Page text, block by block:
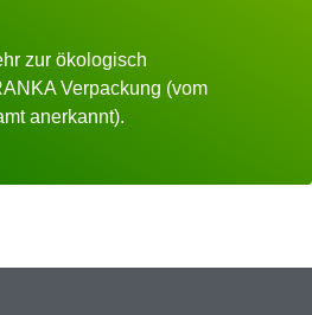
zur ökologisch
Verpackung (vom
anerkannt).